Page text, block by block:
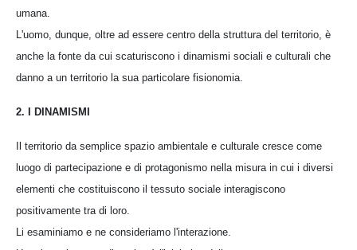
umana.
L'uomo, dunque, oltre ad essere centro della struttura del territorio, è
anche la fonte da cui scaturiscono i dinamismi sociali e culturali che
danno a un territorio la sua particolare fisionomia.
2. I DINAMISMI
Il territorio da semplice spazio ambientale e culturale cresce come
luogo di partecipazione e di protagonismo nella misura in cui i diversi
elementi che costituiscono il tessuto sociale interagiscono
positivamente tra di loro.
Li esaminiamo e ne consideriamo l'interazione.